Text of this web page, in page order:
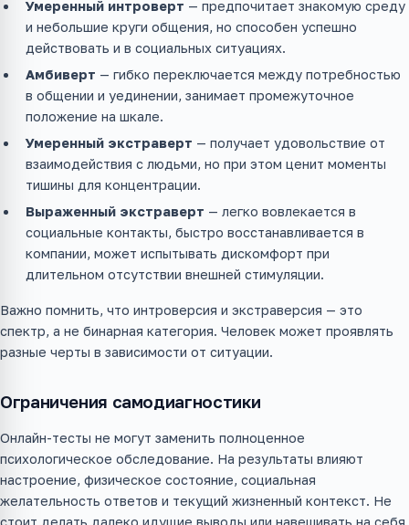
Умеренный интроверт — предпочитает знакомую среду
и небольшие круги общения, но способен успешно
действовать и в социальных ситуациях.
Амбиверт — гибко переключается между потребностью
в общении и уединении, занимает промежуточное
положение на шкале.
Умеренный экстраверт — получает удовольствие от
взаимодействия с людьми, но при этом ценит моменты
тишины для концентрации.
Выраженный экстраверт — легко вовлекается в
социальные контакты, быстро восстанавливается в
компании, может испытывать дискомфорт при
длительном отсутствии внешней стимуляции.
Важно помнить, что интроверсия и экстраверсия — это
спектр, а не бинарная категория. Человек может проявлять
разные черты в зависимости от ситуации.
Ограничения самодиагностики
Онлайн-тесты не могут заменить полноценное
психологическое обследование. На результаты влияют
настроение, физическое состояние, социальная
желательность ответов и текущий жизненный контекст. Не